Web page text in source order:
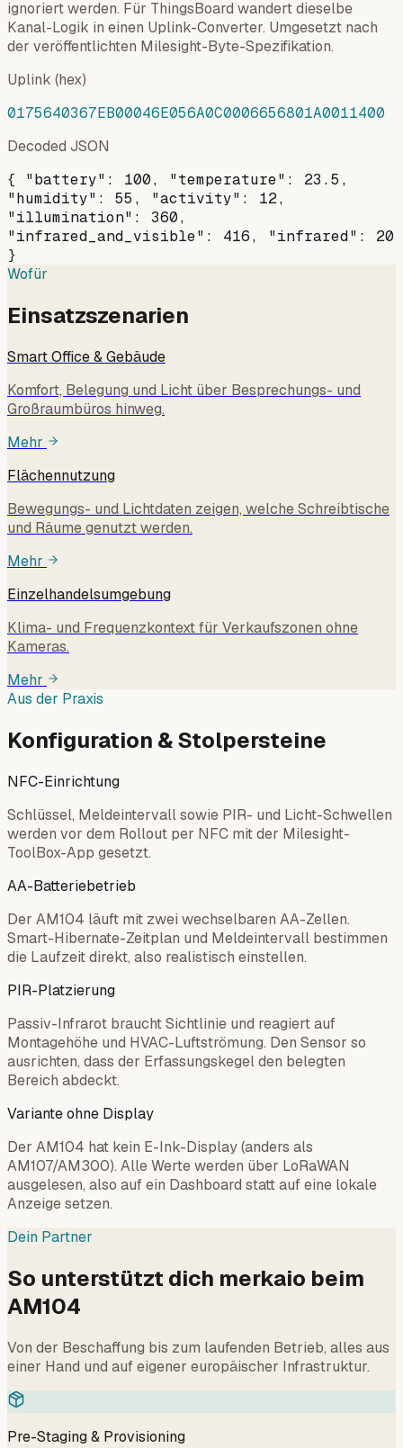
ignoriert werden. Für ThingsBoard wandert dieselbe
Kanal-Logik in einen Uplink-Converter. Umgesetzt nach
der veröffentlichten Milesight-Byte-Spezifikation.
Uplink (hex)
0175640367EB00046E056A0C0006656801A0011400
Decoded JSON
{ "battery": 100, "temperature": 23.5,
"humidity": 55, "activity": 12,
"illumination": 360,
"infrared_and_visible": 416, "infrared": 20
}
Wofür
Einsatzszenarien
Smart Office & Gebäude
Komfort, Belegung und Licht über Besprechungs- und
Großraumbüros hinweg.
Mehr
Flächennutzung
Bewegungs- und Lichtdaten zeigen, welche Schreibtische
und Räume genutzt werden.
Mehr
Einzelhandelsumgebung
Klima- und Frequenzkontext für Verkaufszonen ohne
Kameras.
Mehr
Aus der Praxis
Konfiguration & Stolpersteine
NFC-Einrichtung
Schlüssel, Meldeintervall sowie PIR- und Licht-Schwellen
werden vor dem Rollout per NFC mit der Milesight-
ToolBox-App gesetzt.
AA-Batteriebetrieb
Der AM104 läuft mit zwei wechselbaren AA-Zellen.
Smart-Hibernate-Zeitplan und Meldeintervall bestimmen
die Laufzeit direkt, also realistisch einstellen.
PIR-Platzierung
Passiv-Infrarot braucht Sichtlinie und reagiert auf
Montagehöhe und HVAC-Luftströmung. Den Sensor so
ausrichten, dass der Erfassungskegel den belegten
Bereich abdeckt.
Variante ohne Display
Der AM104 hat kein E-Ink-Display (anders als
AM107/AM300). Alle Werte werden über LoRaWAN
ausgelesen, also auf ein Dashboard statt auf eine lokale
Anzeige setzen.
Dein Partner
So unterstützt dich merkaio beim
AM104
Von der Beschaffung bis zum laufenden Betrieb, alles aus
einer Hand und auf eigener europäischer Infrastruktur.
Pre-Staging & Provisioning